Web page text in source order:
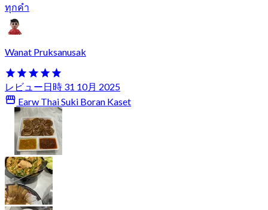
ทุกคำ
Wanat Pruksanusak
レビュー日時 31 10月 2025
Earw Thai Suki Boran Kaset